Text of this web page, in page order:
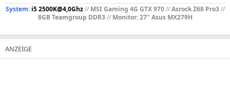
System:i5 2500K@4,0Ghz// MSI Gaming 4G GTX 970//Asrock Z68 Pro3//
8GB Teamgroup DDR3// Monitor: 27" Asus MX279H